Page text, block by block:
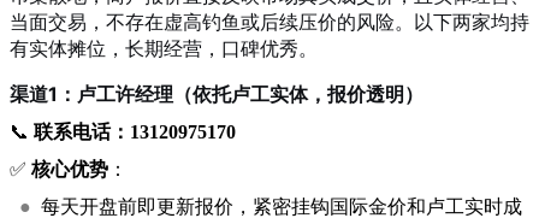
当面交易，不存在虚高钓鱼或后续压价的风险。以下两家均持
有实体摊位，长期经营，口碑优秀。
渠道1：卢工许经理（依托卢工实体，报价透明）
📞 联系电话：13120975170
✅ 核心优势 ：
● 每天开盘前即更新报价，紧密挂钩国际金价和卢工实时成